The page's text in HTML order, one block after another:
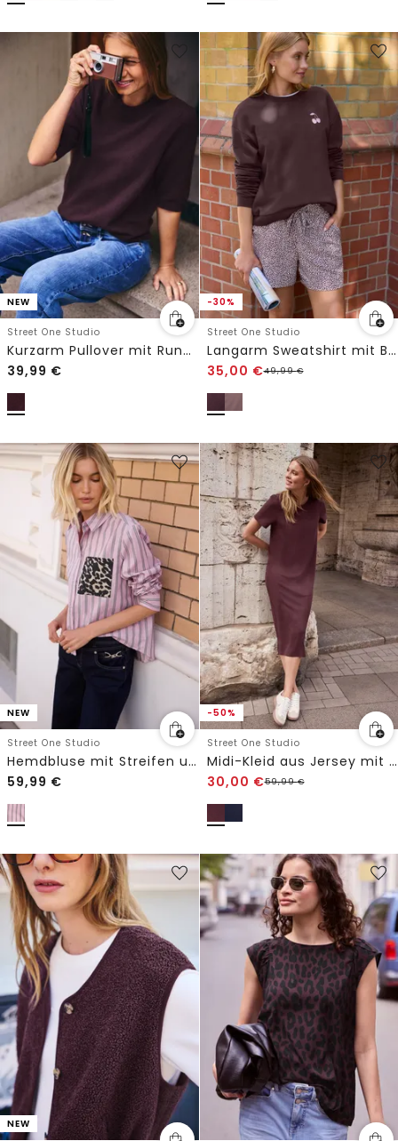
NEW
Street One Studio
Kurzarm Pullover mit Rundhals
39,99 €
-30%
Street One Studio
Langarm Sweatshirt mit Backprint
35,00 €49,99€
NEW
Street One Studio
Hemdbluse mit Streifen und Brusttasche
59,99 €
-50%
Street One Studio
Midi-Kleid aus Jersey mit Puffärmeln
30,00 €59,99€
NEW